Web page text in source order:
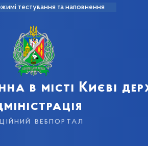
тестування та наповнення
в місті Києві
вебпортал